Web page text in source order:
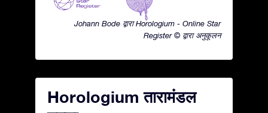
Johann Bode द्वारा Horologium - Online Star
Register © द्वारा अनुकूलन
Horologium तारामंडल